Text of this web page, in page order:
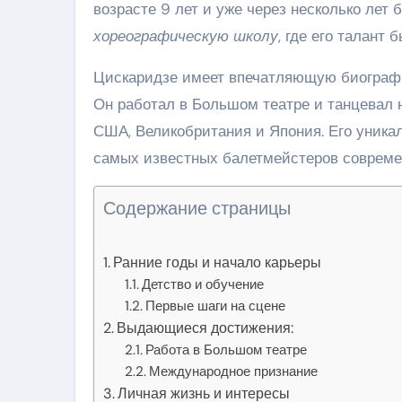
возрасте 9 лет и уже через несколько лет
хореографическую школу, где его талант
Цискаридзе имеет впечатляющую
Он работал в Большом театре и танцевал
США, Великобритания и Япония. Его
самых известных балетмейстеров
Содержание страницы
Ранние годы и начало карьеры
Детство и обучение
Первые шаги на сцене
Выдающиеся достижения:
Работа в Большом театре
Международное признание
Личная жизнь и интересы